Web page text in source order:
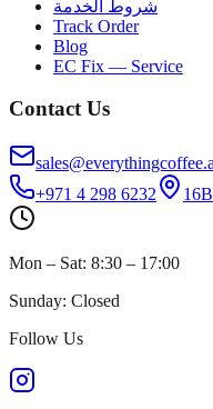
شروط الخدمة
Track Order
Blog
EC Fix — Service
Contact Us
+971 4 298 6232
Mon – Sat: 8:30 – 17:00
Sunday: Closed
Follow Us